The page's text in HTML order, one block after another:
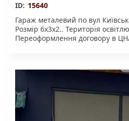
ID: 15640
Гараж металевий по вул
Розмір 6х3х2.. Територія
Переоформлення договору в